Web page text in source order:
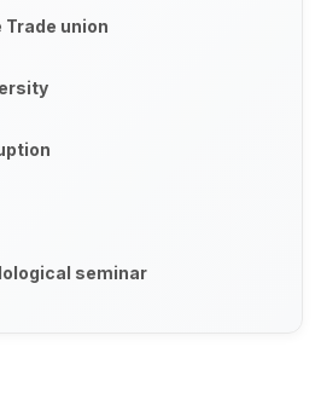
union
seminar